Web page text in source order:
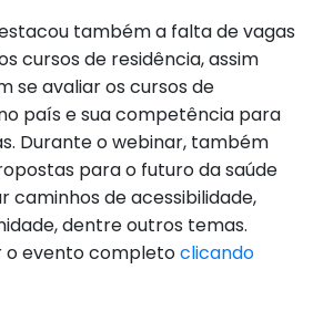
também a falta de vagas
cursos de residência, assim
se avaliar os cursos de
país e sua competência para
Durante o webinar, também
para o futuro da saúde
caminhos de acessibilidade,
dentre outros temas.
o evento completoclicando